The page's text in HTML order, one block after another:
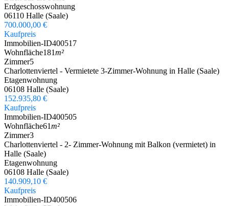
Erdgeschosswohnung
06110 Halle (Saale)
700.000,00 €
Kaufpreis
Immobilien-ID400517
Wohnfläche181m²
Zimmer5
Charlottenviertel - Vermietete 3-Zimmer-Wohnung in Halle (Saale)
Etagenwohnung
06108 Halle (Saale)
152.935,80 €
Kaufpreis
Immobilien-ID400505
Wohnfläche61m²
Zimmer3
Charlottenviertel - 2- Zimmer-Wohnung mit Balkon (vermietet) in
Halle (Saale)
Etagenwohnung
06108 Halle (Saale)
140.909,10 €
Kaufpreis
Immobilien-ID400506